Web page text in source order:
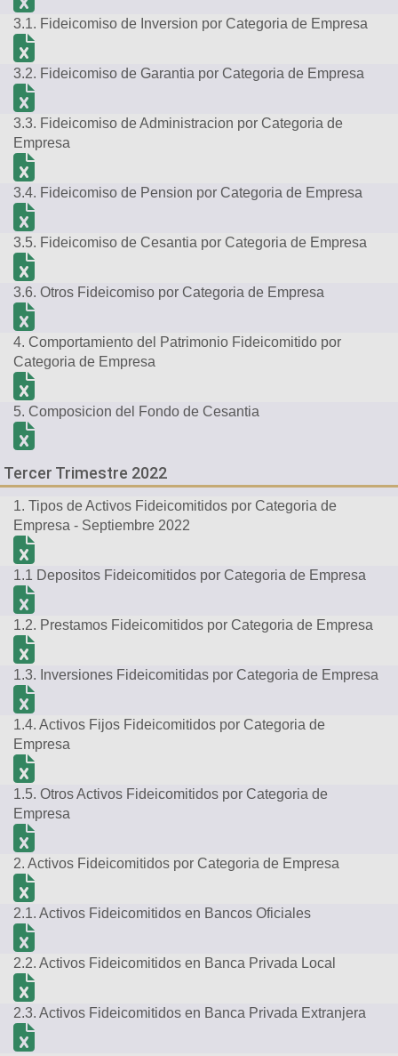
3.1. Fideicomiso de Inversion por Categoria de Empresa
3.2. Fideicomiso de Garantia por Categoria de Empresa
3.3. Fideicomiso de Administracion por Categoria de
Empresa
3.4. Fideicomiso de Pension por Categoria de Empresa
3.5. Fideicomiso de Cesantia por Categoria de Empresa
3.6. Otros Fideicomiso por Categoria de Empresa
4. Comportamiento del Patrimonio Fideicomitido por
Categoria de Empresa
5. Composicion del Fondo de Cesantia
Tercer Trimestre 2022
1. Tipos de Activos Fideicomitidos por Categoria de
Empresa - Septiembre 2022
1.1 Depositos Fideicomitidos por Categoria de Empresa
1.2. Prestamos Fideicomitidos por Categoria de Empresa
1.3. Inversiones Fideicomitidas por Categoria de Empresa
1.4. Activos Fijos Fideicomitidos por Categoria de
Empresa
1.5. Otros Activos Fideicomitidos por Categoria de
Empresa
2. Activos Fideicomitidos por Categoria de Empresa
2.1. Activos Fideicomitidos en Bancos Oficiales
2.2. Activos Fideicomitidos en Banca Privada Local
2.3. Activos Fideicomitidos en Banca Privada Extranjera